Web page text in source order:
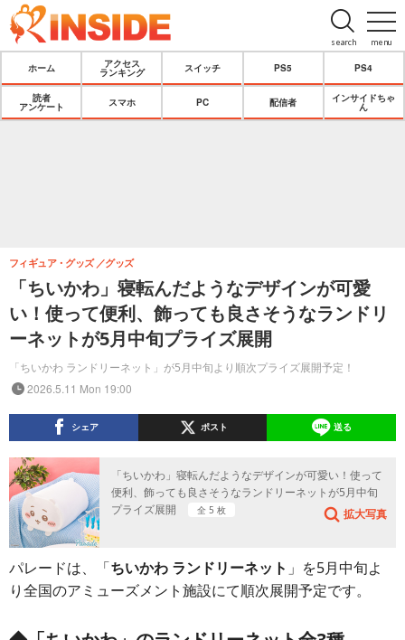
menu
search
ホーム
アクセス
ランキング
スイッチ PS5 PS4
読者
アンケート
スマホ PC 配信者
インサイドちゃ
ん
「ちいかわ」寝転んだようなデザインが可愛
い！使って便利、飾っても良さそうなランドリ
ーネットが5月中旬プライズ展開
「ちいかわ ランドリーネット」が5月中旬より順次プライズ展開予定！
フィギュア・グッズ グッズ
2026.5.11 Mon 19:00
シェア ポスト 送る
「ちいかわ」寝転んだようなデザインが可愛い！使って
便利、飾っても良さそうなランドリーネットが5月中旬
プライズ展開
全 5 枚 拡大写真
パレードは、「ちいかわ ランドリーネット 」を5月中旬よ
り全国のアミューズメント施設にて順次展開予定です。